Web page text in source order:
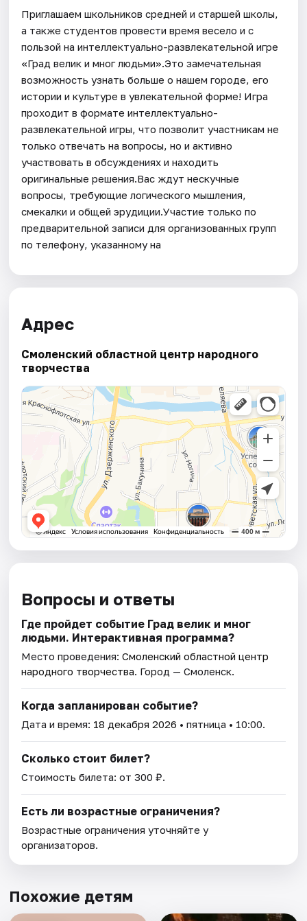
Приглашаем школьников средней и старшей школы,
а также студентов провести время весело и с
пользой на интеллектуально-развлекательной игре
«Град велик и мног людьми».Это замечательная
возможность узнать больше о нашем городе, его
истории и культуре в увлекательной форме! Игра
проходит в формате интеллектуально-
развлекательной игры, что позволит участникам не
только отвечать на вопросы, но и активно
участвовать в обсуждениях и находить
оригинальные решения.Вас ждут нескучные
вопросы, требующие логического мышления,
смекалки и общей эрудиции.Участие только по
предварительной записи для организованных групп
по телефону, указанному на
Адрес
Смоленский областной центр народного
творчества
Вопросы и ответы
Где пройдет событие Град велик и мног
людьми. Интерактивная программа?
Место проведения:Смоленский областной центр
народного творчества. Город — Смоленск.
Когда запланирован событие?
Дата и время: 18 декабря 2026 • пятница • 10:00.
Сколько стоит билет?
Стоимость билета: от 300 ₽.
Есть ли возрастные ограничения?
Возрастные ограничения уточняйте у
организаторов.
Похожие детям